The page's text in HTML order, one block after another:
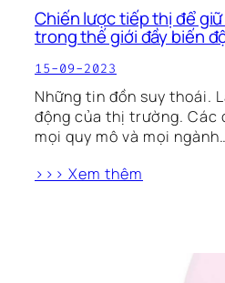
Chiến lược tiếp thị để
trong thế giới đầy biến
15-09-2023
Những tin đồn suy thoái.
động của thị trường. Các
mọi quy mô và mọi
>>> Xem thêm